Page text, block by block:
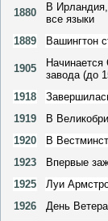
1880
В
все языки
1889
Вашингтон
1905
Начинается
завода (до
1918
1919
В
1920
В
1923
Впервые
1925
Луи
1926
День